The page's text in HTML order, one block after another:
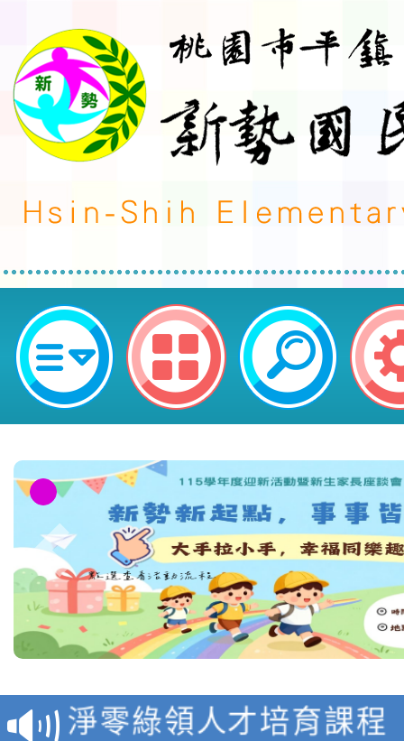
「2026信誼國際兒童動畫放映會
新勢國民小學
教育部校安中心白海豚
報
淨零綠領人才培育課程